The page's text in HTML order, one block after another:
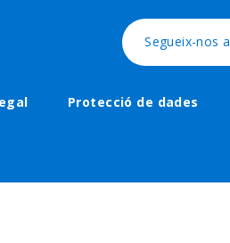
Segueix-nos a
Protecció de dades